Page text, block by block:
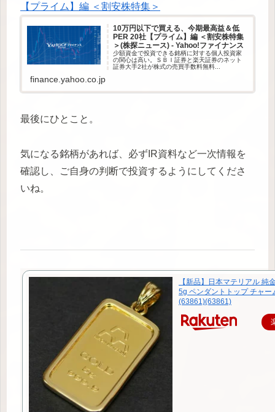
【プライム】編 ＜割安株特集＞
10万円以下で買える、今期最高益＆低
PER 20社【プライム】編 ＜割安株特集
＞(株探ニュース) - Yahoo!ファイナンス
少額資金で投資できる銘柄に対する個人投資家
の関心は高い。ＳＢＩ証券と楽天証券のネット
証券大手2社が株式の売買手数料無料...
finance.yahoo.co.jp
最後にひとこと。
気になる銘柄があれば、必ずIR資料など一次情報を
確認し、ご自身の判断で投資するようにしてくださ
いね。
【新品】日本マテリアル 純
5g ペンダントトップ チャー
(63861)(63861)